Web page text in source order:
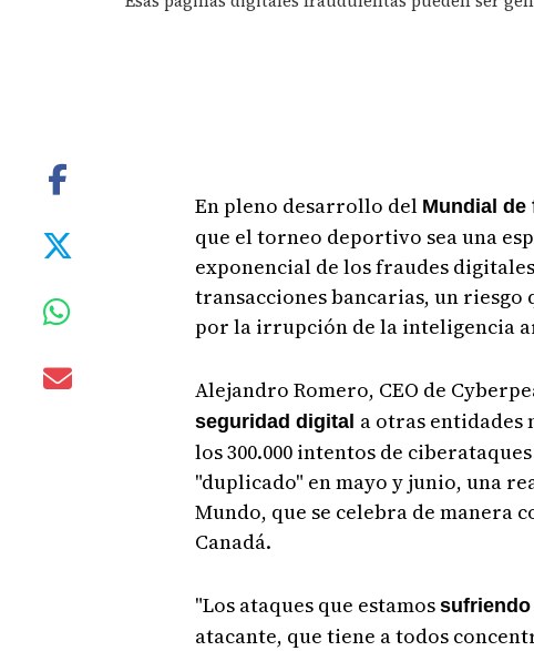
En pleno desarrollo del Mundial de
que el torneo deportivo sea una
exponencial de los fraudes
transacciones bancarias, un riesgo
por la irrupción de la inteligencia
Alejandro Romero, CEO de
seguridad digital a otras entidades
los 300.000 intentos de
"duplicado" en mayo y junio, una
Mundo, que se celebra de manera
Canadá.
"Los ataques que estamos
atacante, que tiene a todos